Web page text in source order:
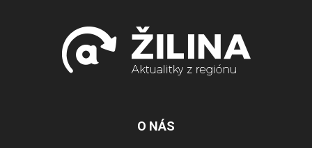
O NÁS